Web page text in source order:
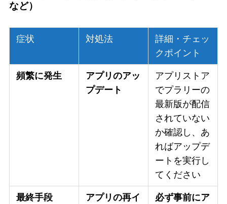
など）
症状 対処法
詳細・チェッ
クポイント
頻繁に発生
アプリのアッ
プデート
アプリストア
でプラリーの
最新版が配信
されていない
か確認し、あ
ればアップデ
ートを実行し
てください
最終手段
アプリの再イ
必ず事前にア